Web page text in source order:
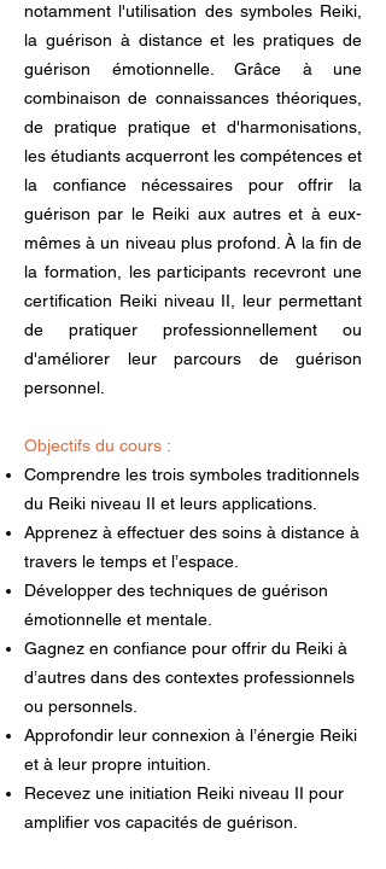
notamment l'utilisation des symboles Reiki,
la guérison à distance et les pratiques de
guérison émotionnelle. Grâce à une
combinaison de connaissances théoriques,
de pratique pratique et d'harmonisations,
les étudiants acquerront les compétences et
la confiance nécessaires pour offrir la
guérison par le Reiki aux autres et à eux-
mêmes à un niveau plus profond. À la fin de
la formation, les participants recevront une
certification Reiki niveau II, leur permettant
de pratiquer professionnellement ou
d'améliorer leur parcours de guérison
personnel.
Objectifs du cours :
Comprendre les trois symboles traditionnels
du Reiki niveau II et leurs applications.
Apprenez à effectuer des soins à distance à
travers le temps et l’espace.
Développer des techniques de guérison
émotionnelle et mentale.
Gagnez en confiance pour offrir du Reiki à
d’autres dans des contextes professionnels
ou personnels.
Approfondir leur connexion à l’énergie Reiki
et à leur propre intuition.
Recevez une initiation Reiki niveau II pour
amplifier vos capacités de guérison.